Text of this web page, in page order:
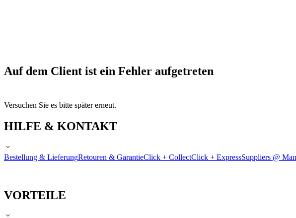
Auf dem Client ist ein Fehler aufgetreten
Versuchen Sie es bitte später erneut.
HILFE & KONTAKT
Bestellung & LieferungRetouren & GarantieClick + CollectClick + ExpressSuppliers @
VORTEILE